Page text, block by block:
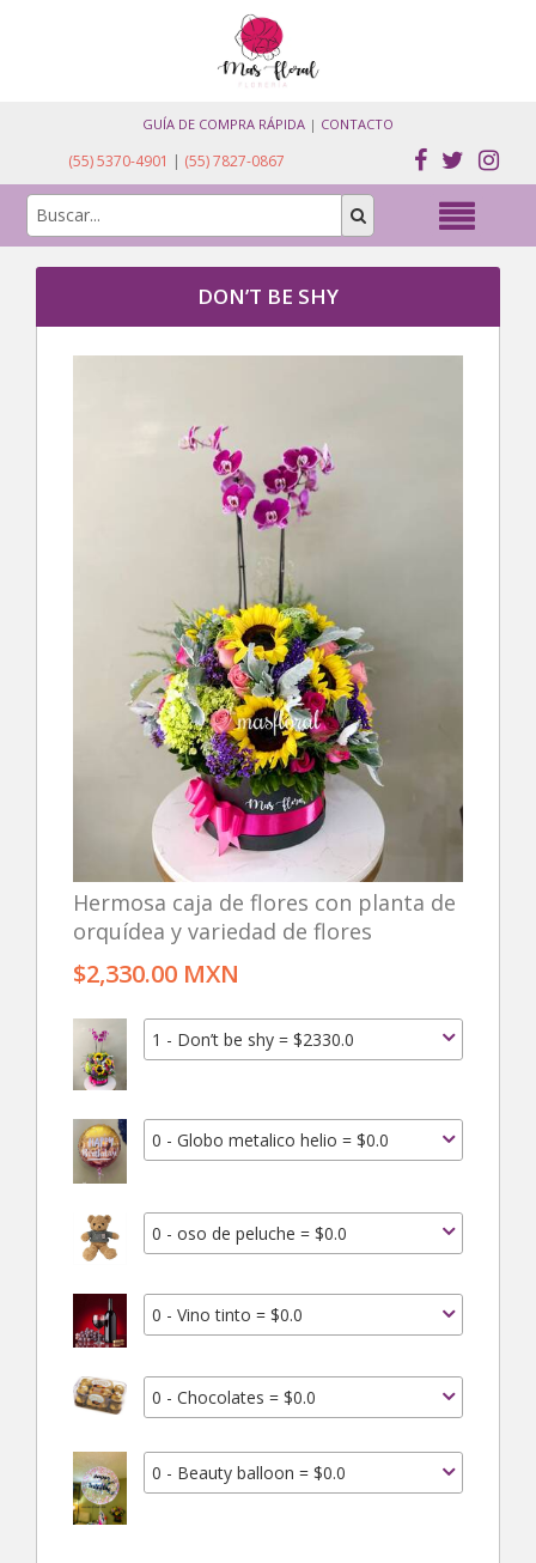
GUÍA DE COMPRA RÁPIDA | CONTACTO
(55) 5370-4901 | (55) 7827-0867
DON’T BE SHY
Hermosa caja de flores con planta de
orquídea y variedad de flores
$2,330.00 MXN
1 - Don’t be shy = $2330.0
0 - Globo metalico helio = $0.0
0 - oso de peluche = $0.0
0 - Vino tinto = $0.0
0 - Chocolates = $0.0
0 - Beauty balloon = $0.0